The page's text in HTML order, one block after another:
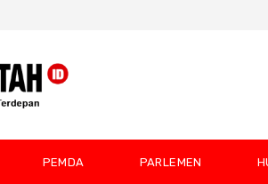
PEMDA PARLEMEN